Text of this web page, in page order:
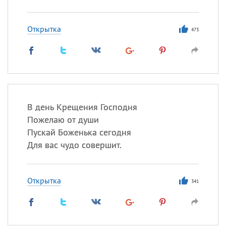
Открытка 473
В день Крещения Господня
Пожелаю от души
Пускай Боженька сегодня
Для вас чудо совершит.
Открытка 341